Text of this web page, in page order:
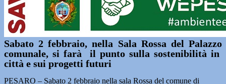
Sabato 2 febbraio, nella Sala Rossa del Palazzo
comunale, si farà il punto sulla sostenibilità in
città e sui progetti futuri
PESARO – Sabato 2 febbraio nella sala Rossa del comune di